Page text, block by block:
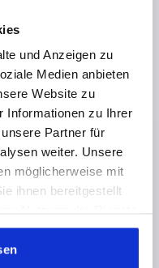
und Anzeigen zu
Medien anbieten
Website zu
Informationen zu Ihrer
Partner für
weiter. Unsere
möglicherweise mit
ihnen bereitgestellt
mit Kunststoff-
DETAILS